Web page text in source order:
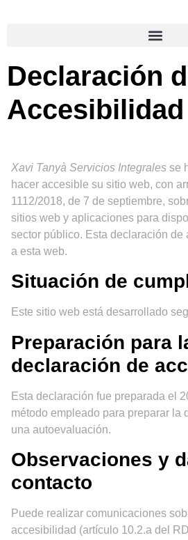
Declaración
Accesibilidad
Xavi Tanyà Servicios Integrales se
hacer accesible su sitio web, con
1112/2018, de 7 de septiembre,
sitios web y aplicaciones para
sector público. Esta declaración
a esta web.
Situación de
Este sitio web está desarrollado
Preparación para
declaración de
Esta declaración fue preparada el
método empleado para preparar la
una autoevaluación.
Observaciones y
contacto
Puede realizar comunicaciones
accesibilidad (artículo 10.2.a del